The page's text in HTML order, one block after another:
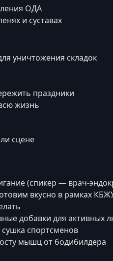
ОДА
и суставах
уничтожения складок
праздники
жизнь
сцене
(спикер —
вкусно в рамках
добавки для активных
спортсменов
мышц от бодибилдера